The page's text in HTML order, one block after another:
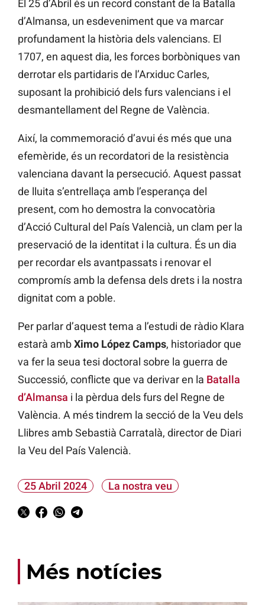
El 25 d’Abril és un record constant de la Batalla
d’Almansa, un esdeveniment que va marcar
profundament la història dels valencians. El
1707, en aquest dia, les forces borbòniques van
derrotar els partidaris de l’Arxiduc Carles,
suposant la prohibició dels furs valencians i el
desmantellament del Regne de València.
Així, la commemoració d’avui és més que una
efemèride, és un recordatori de la resistència
valenciana davant la persecució. Aquest passat
de lluita s’entrellaça amb l’esperança del
present, com ho demostra la convocatòria
d’Acció Cultural del País Valencià, un clam per la
preservació de la identitat i la cultura. És un dia
per recordar els avantpassats i renovar el
compromís amb la defensa dels drets i la nostra
dignitat com a poble.
Per parlar d’aquest tema a l’estudi de ràdio Klara
estarà ambXimo López Camps, historiador que
va fer la seua tesi doctoral sobre la guerra de
Successió, conflicte que va derivar en la Batalla
d’Almansa i la pèrdua dels furs del Regne de
València. A més tindrem la secció de la Veu dels
Llibres amb Sebastià Carratalà, director de Diari
la Veu del País Valencià.
25 Abril 2024 La nostra veu
Més notícies